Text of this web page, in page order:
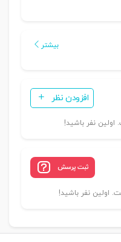
بیشتر
افزودن نظر
نفر باشید!
ثبت پرسش
نفر باشید!